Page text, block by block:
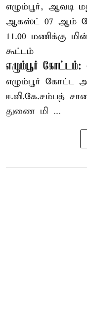
எழும்பூர், ஆவடி
ஆகஸ்ட் 07 ஆம்
11.00 மணிக்கு
கூட்டம்
எழும்பூர் கோட்டம்:
எழும்பூர் கோட்ட
ஈ.வி.கே.சம்பத்
துணை மி ...